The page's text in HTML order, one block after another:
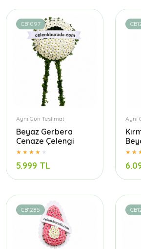
CB1097
Aynı Gün Teslimat
Beyaz Gerbera
Cenaze Çelengi
5.999 TL
Aynı
CB1285